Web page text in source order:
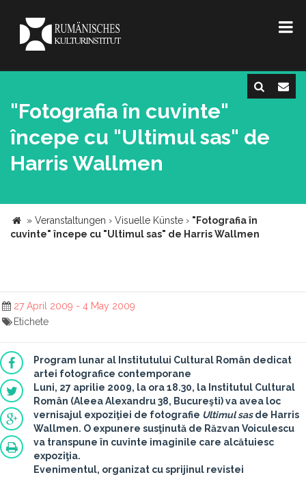
"Fotografia în cuvinte"
începe cu "Ultimul sas" de
Harris Wallmen
» Veranstaltungen › Visuelle Künste › "Fotografia în
cuvinte" începe cu "Ultimul sas" de Harris Wallmen
27 April 2009 - 4 May 2009
Etichete
Program lunar al Institutului Cultural Român dedicat
artei fotografice contemporane
Luni, 27 aprilie 2009, la ora 18.30, la Institutul Cultural
Român (Aleea Alexandru 38, Bucureşti) va avea loc
vernisajul expoziţiei de fotografie Ultimul sasde Harris
Wallmen. O expunere susţinută de Răzvan Voiculescu
va transpune în cuvinte imaginile care alcătuiesc
expoziţia.
Evenimentul, organizat cu sprijinul revistei